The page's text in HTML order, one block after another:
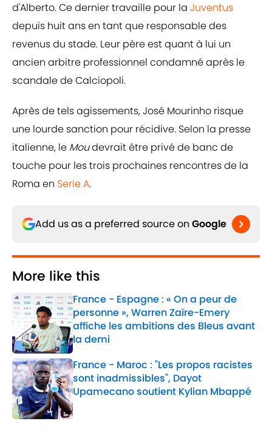
d'Alberto. Ce dernier travaille pour la Juventus
depuis huit ans en tant que responsable des
revenus du stade. Leur père est quant à lui un
ancien arbitre professionnel condamné après le
scandale de Calciopoli.
Après de tels agissements, José Mourinho risque
une lourde sanction pour récidive. Selon la presse
italienne, le Moudevrait être privé de banc de
touche pour les trois prochaines rencontres de la
Roma en Serie A.
Add us as a preferred source on Google
More like this
France - Espagne : « On a peur de
personne », Warren Zaïre-Emery
affiche les ambitions des Bleus avant
la demi
Published by on Invalid Date
France - Maroc : "Les propos racistes
sont inadmissibles", Dayot
Upamecano soutient Kylian Mbappé
Published by on Invalid Date